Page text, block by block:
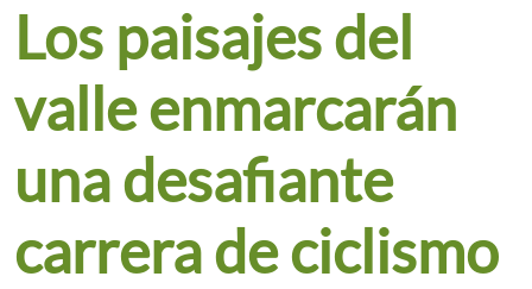
Los paisajes del
valle enmarcarán
una desafiante
carrera de ciclismo